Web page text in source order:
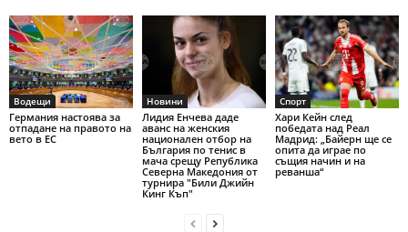
Водещи
Германия настоява за
отпадане на правото на
вето в ЕС
Новини
Лидия Енчева даде
аванс на женския
национален отбор на
България по тенис в
мача срещу Република
Северна Македония от
турнира "Били Джийн
Кинг Къп"
Спорт
Хари Кейн след
победата над Реал
Мадрид: „Байерн ще се
опита да играе по
същия начин и на
реванша“